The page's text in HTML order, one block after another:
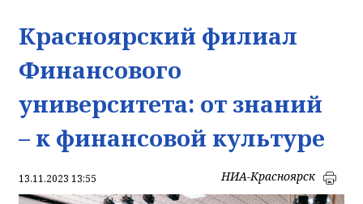
Красноярский филиал
Финансового
университета: от знаний
– к финансовой культуре
13.11.2023 13:55 НИА-Красноярск